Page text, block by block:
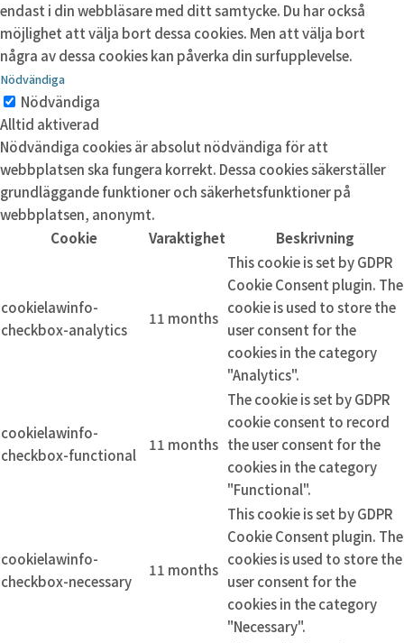
endast i din webbläsare med ditt samtycke. Du har också
möjlighet att välja bort dessa cookies. Men att välja bort
några av dessa cookies kan påverka din surfupplevelse.
Nödvändiga
Nödvändiga
Alltid aktiverad
Nödvändiga cookies är absolut nödvändiga för att
webbplatsen ska fungera korrekt. Dessa cookies säkerställer
grundläggande funktioner och säkerhetsfunktioner på
webbplatsen, anonymt.
Cookie
Varaktighet Beskrivning
cookielawinfo-
checkbox-analytics
11 months
This cookie is set by GDPR
Cookie Consent plugin. The
cookie is used to store the
user consent for the
cookies in the category
"Analytics".
cookielawinfo-
checkbox-functional
11 months
The cookie is set by GDPR
cookie consent to record
the user consent for the
cookies in the category
"Functional".
cookielawinfo-
checkbox-necessary
11 months
This cookie is set by GDPR
Cookie Consent plugin. The
cookies is used to store the
user consent for the
cookies in the category
"Necessary".